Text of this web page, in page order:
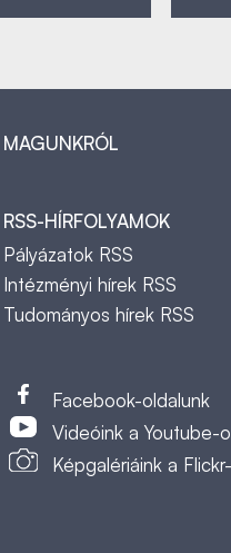
MAGUNKRÓL
RSS-HÍRFOLYAMOK
Pályázatok RSS
Intézményi hírek RSS
Tudományos hírek RSS
Facebook-oldalunk
Videóink a Youtube-
Képgalériáink a